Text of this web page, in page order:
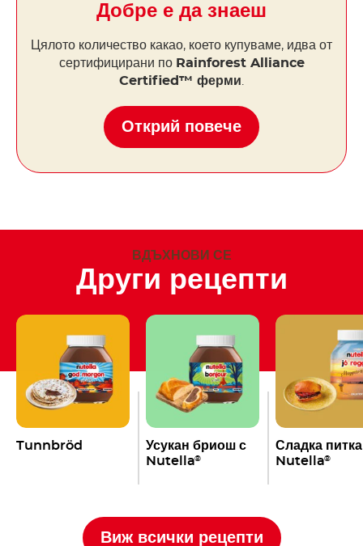
Добре е да знаеш
Цялото количество какао, което купуваме, идва от
сертифицирани по Rainforest Alliance
Certified™ ферми
Открий повече
ВДЪХНОВИ СЕ
Други рецепти
Tunnbröd
Усукан бриош с
Nutella®
Сладка
Nutella®
Виж всички рецепти